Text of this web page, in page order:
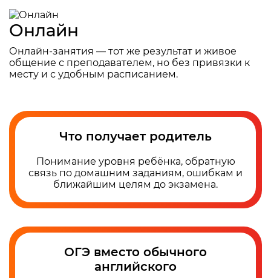
Онлайн
Онлайн-занятия — тот же результат и живое
общение с преподавателем, но без привязки к
месту и с удобным расписанием.
Что получает родитель
Понимание уровня ребёнка, обратную
связь по домашним заданиям, ошибкам и
ближайшим целям до экзамена.
ОГЭ вместо обычного
английского